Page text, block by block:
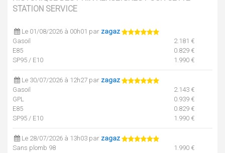
STATION SERVICE
Le 01/08/2026 à 00h01 par zagaz
Gasoil
2.181 €
E85
0.829 €
SP95 / E10
1.990 €
Le 30/07/2026 à 12h27 par zagaz
Gasoil
2.143 €
GPL
0.939 €
E85
0.829 €
SP95 / E10
1.990 €
Le 28/07/2026 à 13h03 par zagaz
Sans plomb 98
1.990 €